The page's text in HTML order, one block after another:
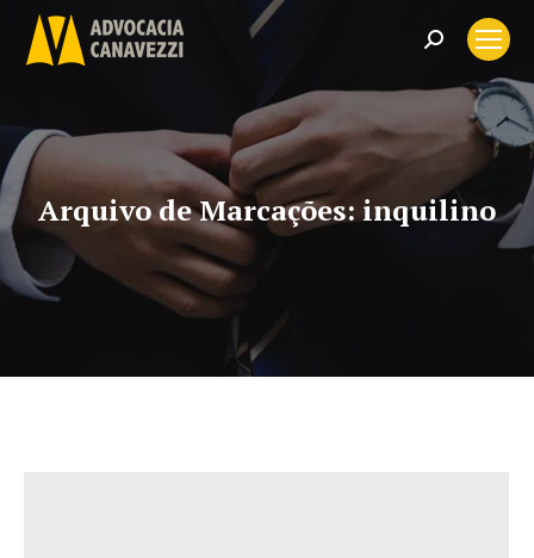
Search:
Arquivo de Marcações: inquilino